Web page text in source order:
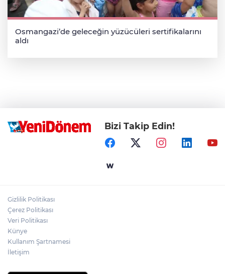
Osmangazi’de geleceğin yüzücüleri sertifikalarını
aldı
Bizi Takip Edin!
Gizlilik Politikası
Çerez Politikası
Veri Politikası
Künye
Kullanım Şartnamesi
İletişim